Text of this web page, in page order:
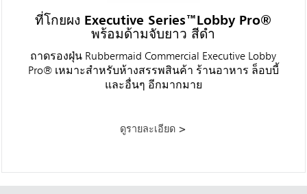
ที่โกยผง Executive Series™Lobby Pro®
พร้อมด้ามจับยาว สีดำ
ถาดรองฝุ่น Rubbermaid Commercial Executive Lobby
Pro® เหมาะสำหรับห้างสรรพสินค้า ร้านอาหาร ล็อบบี้
และอื่นๆ อีกมากมาย
ดูรายละเอียด >